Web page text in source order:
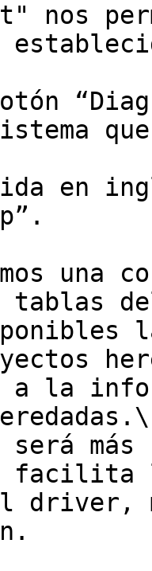
nos
en
una
tablas
a la
será
facilita
driver,